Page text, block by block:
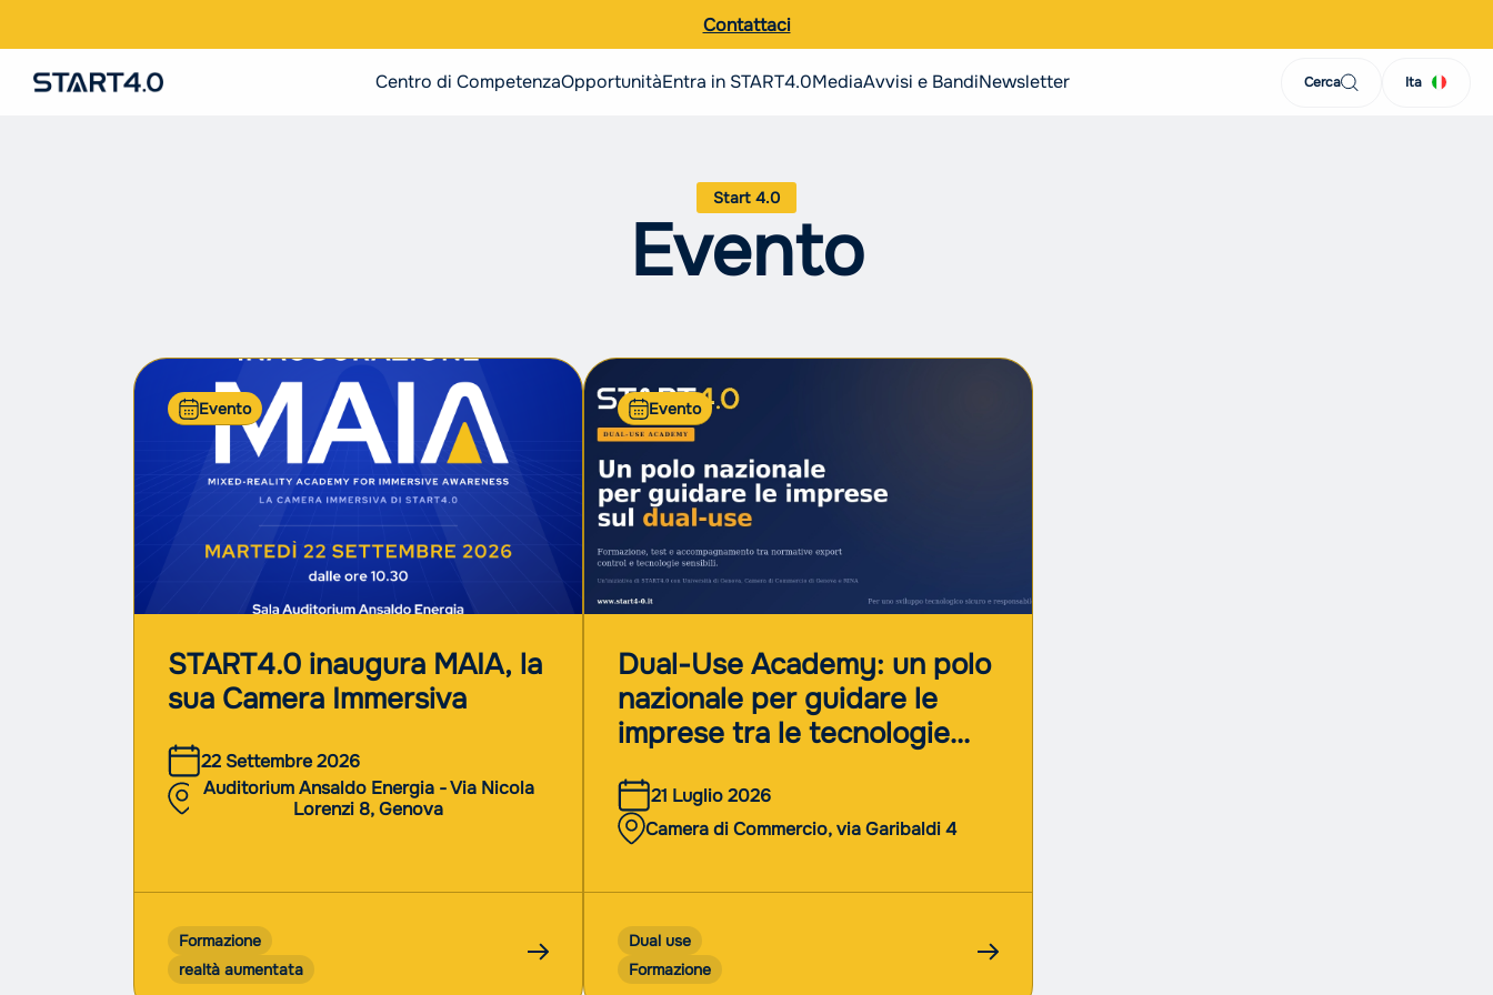
Contattaci
Centro di CompetenzaOpportunitàEntra in START4.0MediaAvvisi e BandiNewsletter Cerca Ita
Italiano
English
Evento
Evento
START4.0 inaugura MAIA, la
sua Camera Immersiva
22 Settembre 2026
Auditorium Ansaldo Energia - Via Nicola
Lorenzi 8, Genova
Formazione
realtà aumentata
Evento
Dual-Use Academy: un polo
nazionale per guidare le
imprese tra le tecnologie
21 Luglio 2026
Camera di Commercio, via Garibaldi 4
Dual use
Formazione